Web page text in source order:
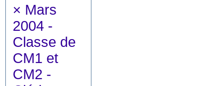
× Mars
2004 -
Classe de
CM1 et
CM2 -